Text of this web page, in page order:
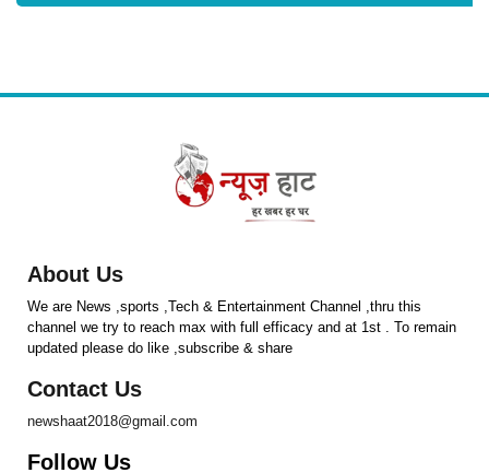
About Us
We are News ,sports ,Tech & Entertainment Channel ,thru this
channel we try to reach max with full efficacy and at 1st . To remain
updated please do like ,subscribe & share
Contact Us
newshaat2018@gmail.com
Follow Us